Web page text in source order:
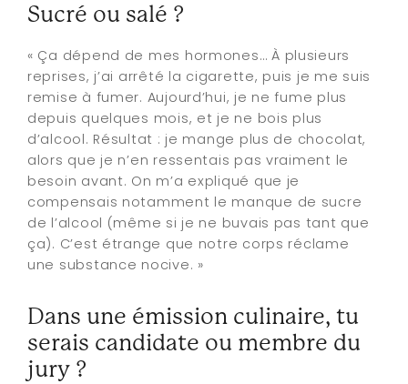
Sucré ou salé ?
« Ça dépend de mes hormones… À plusieurs
reprises, j’ai arrêté la cigarette, puis je me suis
remise à fumer. Aujourd’hui, je ne fume plus
depuis quelques mois, et je ne bois plus
d’alcool. Résultat : je mange plus de chocolat,
alors que je n’en ressentais pas vraiment le
besoin avant. On m’a expliqué que je
compensais notamment le manque de sucre
de l’alcool (même si je ne buvais pas tant que
ça). C’est étrange que notre corps réclame
une substance nocive. »
Dans une émission culinaire, tu
serais candidate ou membre du
jury ?